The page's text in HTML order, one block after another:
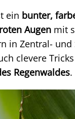
ein bunter,
Augen mit
in Zentral-
clevere
Regenwaldes.